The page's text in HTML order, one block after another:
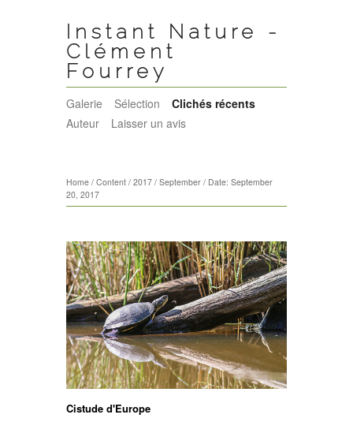
Instant Nature -
Clément
Fourrey
Galerie Sélection
Clichés récents
Auteur
Laisser un avis
Home / Content / 2017 / September / Date: September
20, 2017
Cistude d'Europe